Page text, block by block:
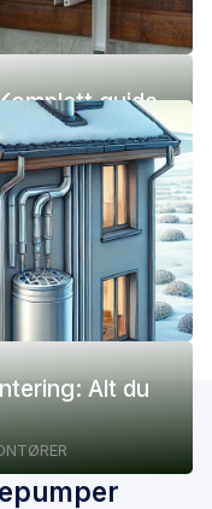
guide
Alt du